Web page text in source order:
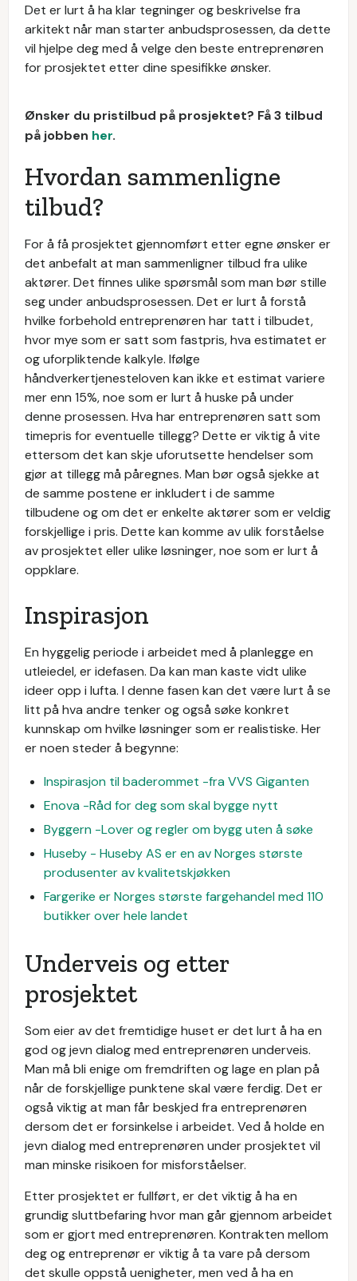
Det er lurt å ha klar tegninger og beskrivelse fra
arkitekt når man starter anbudsprosessen, da dette
vil hjelpe deg med å velge den beste entreprenøren
for prosjektet etter dine spesifikke ønsker.
Ønsker du pristilbud på prosjektet? Få 3 tilbud
på jobben her.
Hvordan sammenligne
tilbud?
For å få prosjektet gjennomført etter egne ønsker er
det anbefalt at man sammenligner tilbud fra ulike
aktører. Det finnes ulike spørsmål som man bør stille
seg under anbudsprosessen. Det er lurt å forstå
hvilke forbehold entreprenøren har tatt i tilbudet,
hvor mye som er satt som fastpris, hva estimatet er
og uforpliktende kalkyle. Ifølge
håndverkertjenesteloven kan ikke et estimat variere
mer enn 15%, noe som er lurt å huske på under
denne prosessen. Hva har entreprenøren satt som
timepris for eventuelle tillegg? Dette er viktig å vite
ettersom det kan skje uforutsette hendelser som
gjør at tillegg må påregnes. Man bør også sjekke at
de samme postene er inkludert i de samme
tilbudene og om det er enkelte aktører som er veldig
forskjellige i pris. Dette kan komme av ulik forståelse
av prosjektet eller ulike løsninger, noe som er lurt å
oppklare.
Inspirasjon
En hyggelig periode i arbeidet med å planlegge en
utleiedel, er idefasen. Da kan man kaste vidt ulike
ideer opp i lufta. I denne fasen kan det være lurt å se
litt på hva andre tenker og også søke konkret
kunnskap om hvilke løsninger som er realistiske. Her
er noen steder å begynne:
Inspirasjon til baderommet -fra VVS Giganten
Enova -Råd for deg som skal bygge nytt
Byggern -Lover og regler om bygg uten å søke
Huseby - Huseby AS er en av Norges største
produsenter av kvalitetskjøkken
Fargerike er Norges største fargehandel med 110
butikker over hele landet
Underveis og etter
prosjektet
Som eier av det fremtidige huset er det lurt å ha en
god og jevn dialog med entreprenøren underveis.
Man må bli enige om fremdriften og lage en plan på
når de forskjellige punktene skal være ferdig. Det er
også viktig at man får beskjed fra entreprenøren
dersom det er forsinkelse i arbeidet. Ved å holde en
jevn dialog med entreprenøren under prosjektet vil
man minske risikoen for misforståelser.
Etter prosjektet er fullført, er det viktig å ha en
grundig sluttbefaring hvor man går gjennom arbeidet
som er gjort med entreprenøren. Kontrakten mellom
deg og entreprenør er viktig å ta vare på dersom
det skulle oppstå uenigheter, men ved å ha en